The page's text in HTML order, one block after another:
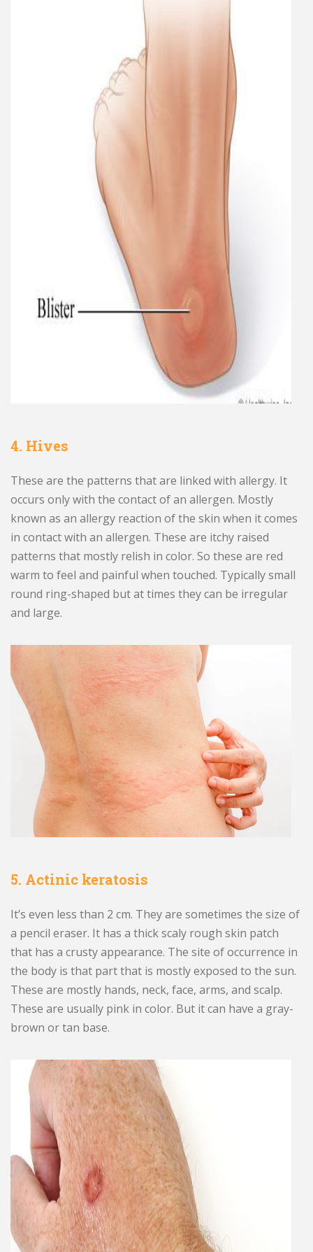
4. Hives
These are the patterns that are linked with allergy. It
occurs only with the contact of an allergen. Mostly
known as an allergy reaction of the skin when it comes
in contact with an allergen. These are itchy raised
patterns that mostly relish in color. So these are red
warm to feel and painful when touched. Typically small
round ring-shaped but at times they can be irregular
and large.
5. Actinic keratosis
It’s even less than 2 cm. They are sometimes the size of
a pencil eraser. It has a thick scaly rough skin patch
that has a crusty appearance. The site of occurrence in
the body is that part that is mostly exposed to the sun.
These are mostly hands, neck, face, arms, and scalp.
These are usually pink in color. But it can have a gray-
brown or tan base.